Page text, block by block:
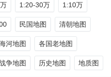
1:20-30万 1:10万
民国地图 清朝地图
河地图 各国老地图
争地图 历史地图 地质图